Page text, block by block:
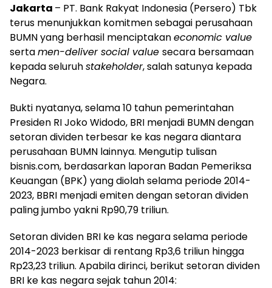
Jakarta – PT. Bank Rakyat Indonesia (Persero) Tbk
terus menunjukkan komitmen sebagai perusahaan
BUMN yang berhasil menciptakaneconomic value
sertamen-deliver social value secara bersamaan
kepada seluruhstakeholder, salah satunya kepada
Negara.
Bukti nyatanya, selama 10 tahun pemerintahan
Presiden RI Joko Widodo, BRI menjadi BUMN dengan
setoran dividen terbesar ke kas negara diantara
perusahaan BUMN lainnya. Mengutip tulisan
bisnis.com, berdasarkan laporan Badan Pemeriksa
Keuangan (BPK) yang diolah selama periode 2014-
2023, BBRI menjadi emiten dengan setoran dividen
paling jumbo yakni Rp90,79 triliun.
Setoran dividen BRI ke kas negara selama periode
2014-2023 berkisar di rentang Rp3,6 triliun hingga
Rp23,23 triliun. Apabila dirinci, berikut setoran dividen
BRI ke kas negara sejak tahun 2014: